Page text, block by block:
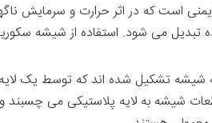
است که در اثر حرارت و سرمایش
تبدیل می شود. استفاده از شیشه
شیشه تشکیل شده اند که توسط یک لایه
شیشه به لایه پلاستیکی می چسبند و